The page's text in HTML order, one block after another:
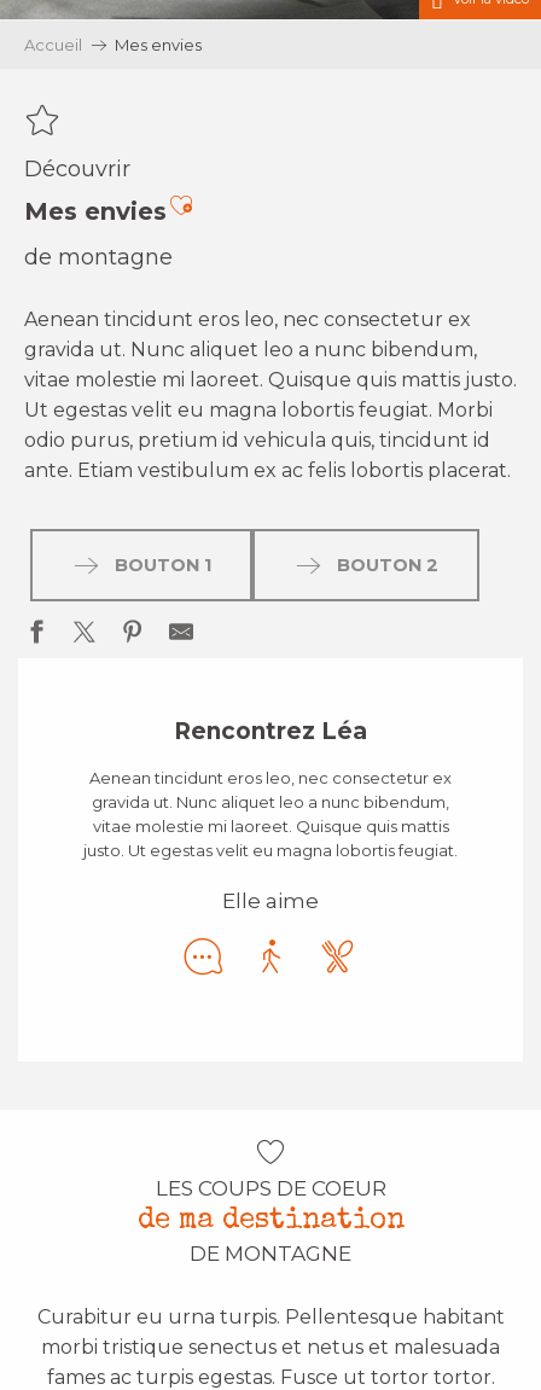
Accueil Mes envies
Découvrir
Mes enviesAjouter aux favoris
de montagne
Aenean tincidunt eros leo, nec consectetur ex
gravida ut. Nunc aliquet leo a nunc bibendum,
vitae molestie mi laoreet. Quisque quis mattis justo.
Ut egestas velit eu magna lobortis feugiat. Morbi
odio purus, pretium id vehicula quis, tincidunt id
ante. Etiam vestibulum ex ac felis lobortis placerat.
BOUTON 1 BOUTON 2
Rencontrez Léa
Aenean tincidunt eros leo, nec consectetur ex
gravida ut. Nunc aliquet leo a nunc bibendum,
vitae molestie mi laoreet. Quisque quis mattis
justo. Ut egestas velit eu magna lobortis feugiat.
Elle aime
LES COUPS DE COEUR
de ma destination
DE MONTAGNE
Curabitur eu urna turpis. Pellentesque habitant
morbi tristique senectus et netus et malesuada
fames ac turpis egestas. Fusce ut tortor tortor.